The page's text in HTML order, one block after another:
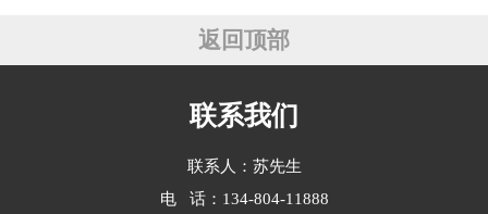
返回顶部
联系我们
联系人：苏先生
电 话：134-804-11888